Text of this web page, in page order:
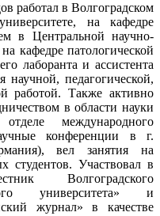
работал в Волгоградском
на кафедре
в Центральной научно-
кафедре патологической
лаборанта и ассистента
научной, педагогической,
работой. Также активно
в области науки
международного
конференции в г.
вел занятия на
студентов. Участвовал в
Волгоградского
университета» и
журнал» в качестве